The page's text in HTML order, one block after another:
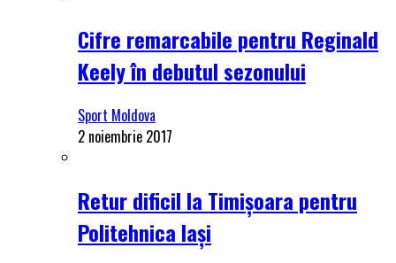
Cifre remarcabile pentru Reginald
Keely în debutul sezonului
Sport Moldova
2 noiembrie 2017
Retur dificil la Timișoara pentru
Politehnica Iași